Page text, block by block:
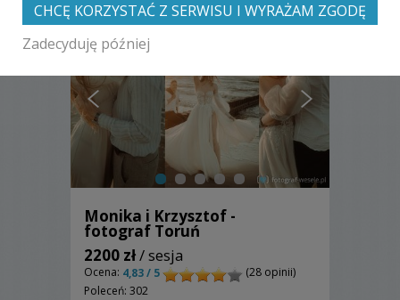
Monika i Krzysztof -
fotograf Toruń
2200 zł/ sesja
Ocena: 4,83 / 5
(28 opinii)
Poleceń: 302
CHCĘ KORZYSTAĆ Z SERWISU I WYRAŻAM ZGODĘ
Zadecyduję później